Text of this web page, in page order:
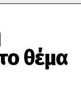
θέμα